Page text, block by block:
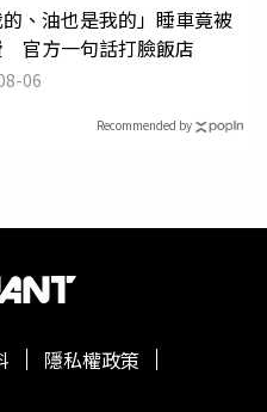
的、油也是我的」睡車竟被
官方一句話打臉飯店
06
Recommended by
隱私權政策